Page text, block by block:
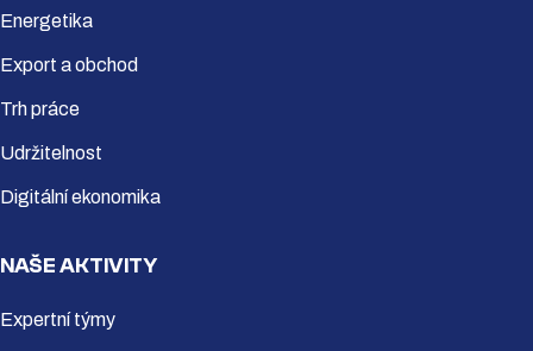
Energetika
Export a obchod
Trh práce
Udržitelnost
Digitální ekonomika
NAŠE AKTIVITY
Expertní týmy